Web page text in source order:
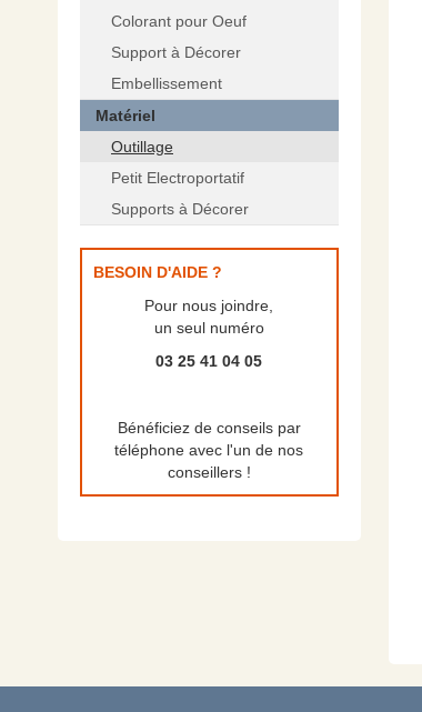
Colorant pour Oeuf
Support à Décorer
Embellissement
Matériel
Outillage
Petit Electroportatif
Supports à Décorer
BESOIN D'AIDE ?
Pour nous joindre,
un seul numéro
03 25 41 04 05
Bénéficiez de conseils par
téléphone avec l'un de nos
conseillers !